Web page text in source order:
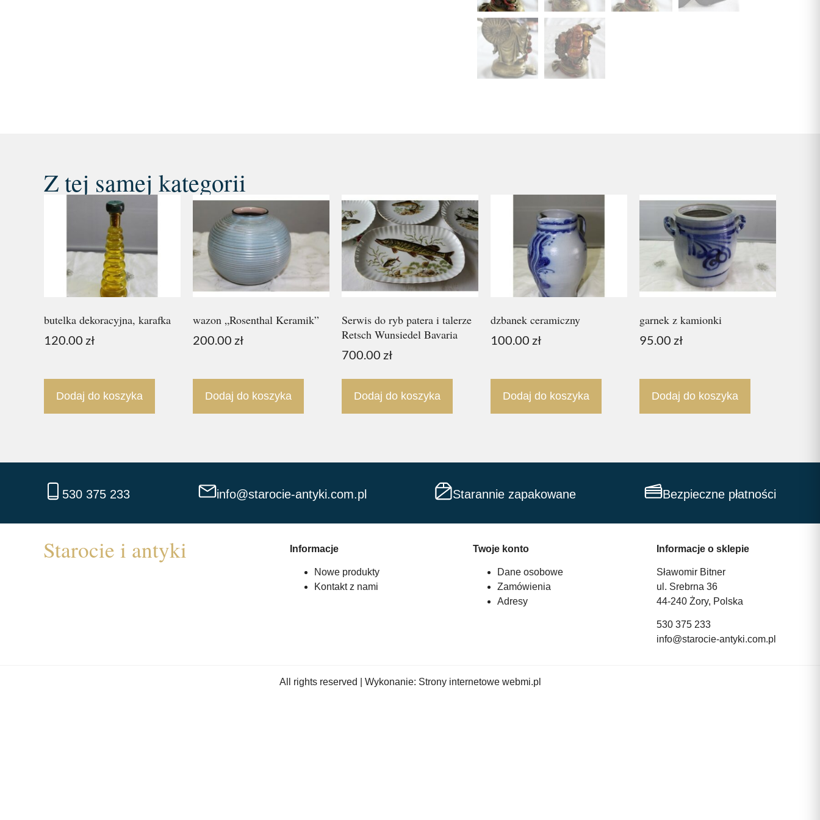
Z tej samej kategorii
butelka dekoracyjna, karafka
120.00 zł
Dodaj do koszyka
wazon „Rosenthal Keramik”
200.00 zł
Dodaj do koszyka
Serwis do ryb patera i talerze
Retsch Wunsiedel Bavaria
700.00 zł
Dodaj do koszyka
dzbanek ceramiczny
100.00 zł
Dodaj do koszyka
garnek z kamionki
95.00 zł
Dodaj do koszyka
530 375 233 info@starocie-antyki.com.pl Starannie zapakowane Bezpieczne płatności
Informacje
Nowe produkty
Kontakt z nami
Twoje konto
Dane osobowe
Zamówienia
Adresy
Informacje o sklepie
Sławomir Bitner
ul. Srebrna 36
44-240 Żory, Polska
530 375 233
info@starocie-antyki.com.pl
All rights reserved | Wykonanie: Strony internetowe webmi.pl